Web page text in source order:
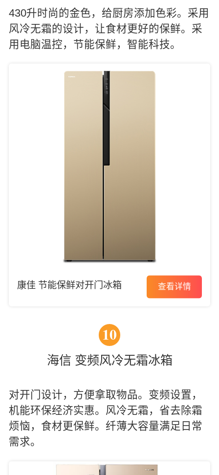
430升时尚的金色，给厨房添加色彩。采用
风冷无霜的设计，让食材更好的保鲜。采
用电脑温控，节能保鲜，智能科技。
康佳 节能保鲜对开门冰箱 查看详情
10
海信 变频风冷无霜冰箱
对开门设计，方便拿取物品。变频设置，
机能环保经济实惠。风冷无霜，省去除霜
烦恼，食材更保鲜。纤薄大容量满足日常
需求。